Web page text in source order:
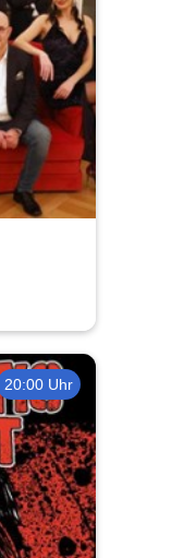
20:00 Uhr